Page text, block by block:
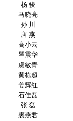
杨 骏
马晓亮
孙 川
唐 燕
高小云
瞿震华
虞敏青
黄栋超
姜辉红
石佳磊
张 磊
裘燕君